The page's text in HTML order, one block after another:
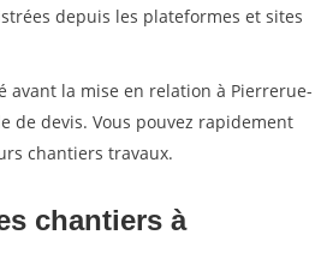
depuis les plateformes et sites
avant la mise en relation à Pierrerue-
de devis. Vous pouvez rapidement
chantiers travaux.
chantiers à